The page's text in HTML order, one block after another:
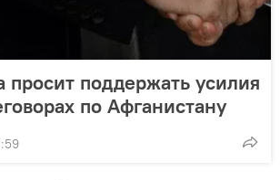
поддержать усилия
по Афганистану